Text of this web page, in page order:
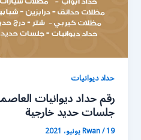
حداد ديوانيات
جلسات حديد خارجية
Rwan/19 يونيو، 2021